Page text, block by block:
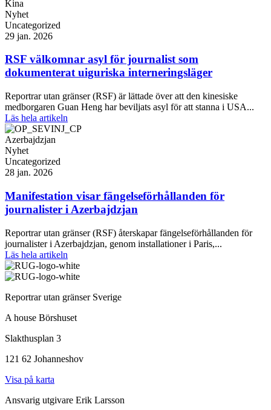
Kina
Nyhet
Uncategorized
29 jan. 2026
RSF välkomnar asyl för journalist som
dokumenterat uiguriska interneringsläger
Reportrar utan gränser (RSF) är lättade över att den kinesiske
medborgaren Guan Heng har beviljats asyl för att stanna i USA...
Läs hela artikeln
Azerbajdzjan
Nyhet
Uncategorized
28 jan. 2026
Manifestation visar fängelseförhållanden för
journalister i Azerbajdzjan
Reportrar utan gränser (RSF) återskapar fängelseförhållanden för
journalister i Azerbajdzjan, genom installationer i Paris,...
Läs hela artikeln
Reportrar utan gränser Sverige
A house Börshuset
Slakthusplan 3
121 62 Johanneshov
Visa på karta
Ansvarig utgivare Erik Larsson